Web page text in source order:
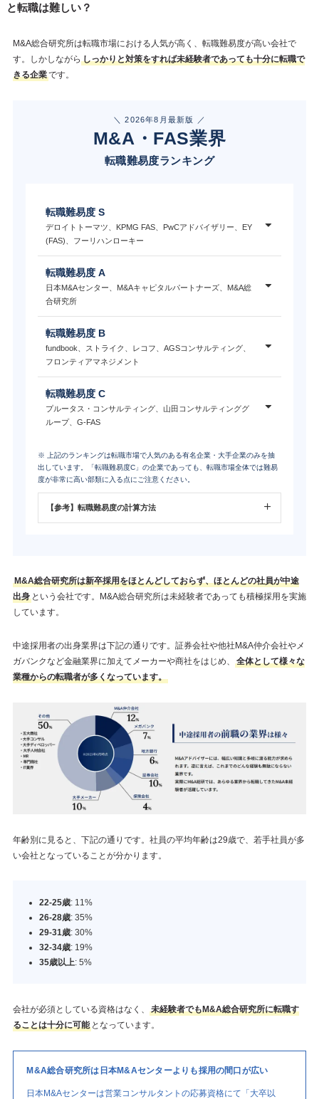
と転職は難しい？
M&A総合研究所は転職市場における人気が高く、転職難易度が高い会社で
す。しかしながら しっかりと対策をすれば未経験者であっても十分に転職で
きる企業です。
＼ 2026年8月最新版 ／
M&A・FAS業界
転職難易度ランキング
転職難易度 S
デロイトトーマツ、KPMG FAS、PwCアドバイザリー、EY
(FAS)、フーリハンローキー
転職難易度 A
日本M&Aセンター、M&Aキャピタルパートナーズ、M&A総
合研究所
転職難易度 B
fundbook、ストライク、レコフ、AGSコンサルティング、
フロンティアマネジメント
転職難易度 C
プルータス・コンサルティング、山田コンサルティンググ
ループ、G-FAS
※ 上記のランキングは転職市場で人気のある有名企業・大手企業のみを抽
出しています。「転職難易度C」の企業であっても、転職市場全体では難易
度が非常に高い部類に入る点にご注意ください。
【参考】転職難易度の計算方法
M&A総合研究所は新卒採用をほとんどしておらず、ほとんどの社員が中途
出身という会社です。M&A総合研究所は未経験者であっても積極採用を実施
しています。
中途採用者の出身業界は下記の通りです。証券会社や他社M&A仲介会社やメ
ガバンクなど金融業界に加えてメーカーや商社をはじめ、
全体として様々な
業種からの転職者が多くなっています。
年齢別に見ると、下記の通りです。社員の平均年齢は29歳で、若手社員が多
い会社となっていることが分かります。
22-25歳: 11%
26-28歳: 35%
29-31歳: 30%
32-34歳: 19%
35歳以上: 5%
会社が必須としている資格はなく、
未経験者でもM&A総合研究所に転職す
ることは十分に可能となっています。
M&A総合研究所は日本M&Aセンターよりも採用の間口が広い
日本M&Aセンターは営業コンサルタントの応募資格にて「大卒以